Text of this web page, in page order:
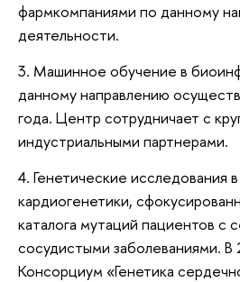
фармкомпаниями по данному
деятельности.
3. Машинное обучение в
данному направлению
года. Центр сотрудничает с
индустриальными партнерами.
4. Генетические исследования
кардиогенетики,
каталога мутаций пациентов с
сосудистыми заболеваниями. В
Консорциум «Генетика